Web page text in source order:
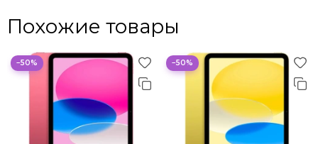
Похожие товары
−50% −50%